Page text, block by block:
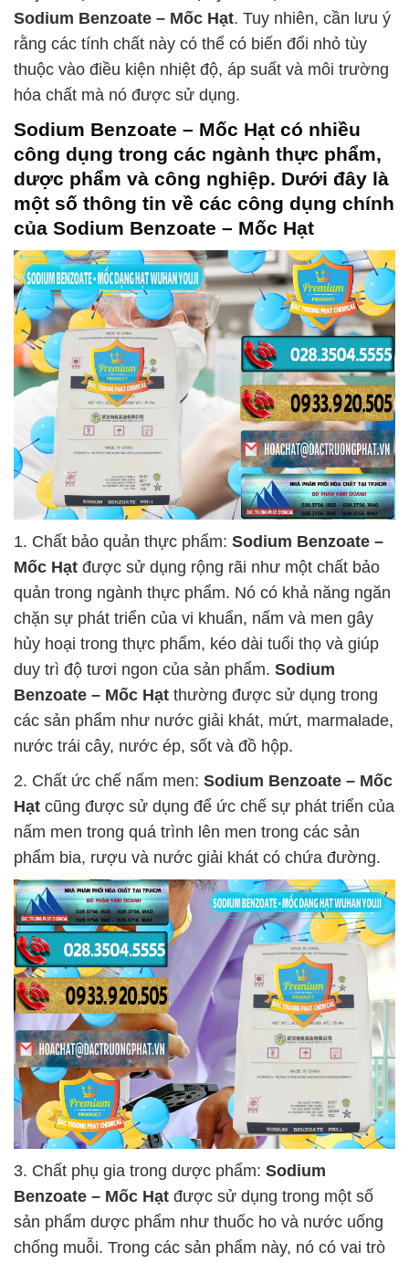
Sodium Benzoate – Mốc Hạt. Tuy nhiên, cần lưu ý
rằng các tính chất này có thể có biến đổi nhỏ tùy
thuộc vào điều kiện nhiệt độ, áp suất và môi trường
hóa chất mà nó được sử dụng.
Sodium Benzoate – Mốc Hạt có nhiều
công dụng trong các ngành thực phẩm,
dược phẩm và công nghiệp. Dưới đây là
một số thông tin về các công dụng chính
của Sodium Benzoate – Mốc Hạt
1. Chất bảo quản thực phẩm: Sodium Benzoate –
Mốc Hạt được sử dụng rộng rãi như một chất bảo
quản trong ngành thực phẩm. Nó có khả năng ngăn
chặn sự phát triển của vi khuẩn, nấm và men gây
hủy hoại trong thực phẩm, kéo dài tuổi thọ và giúp
duy trì độ tươi ngon của sản phẩm. Sodium
Benzoate – Mốc Hạt thường được sử dụng trong
các sản phẩm như nước giải khát, mứt, marmalade,
nước trái cây, nước ép, sốt và đồ hộp.
2. Chất ức chế nấm men: Sodium Benzoate – Mốc
Hạt cũng được sử dụng để ức chế sự phát triển của
nấm men trong quá trình lên men trong các sản
phẩm bia, rượu và nước giải khát có chứa đường.
3. Chất phụ gia trong dược phẩm: Sodium
Benzoate – Mốc Hạt được sử dụng trong một số
sản phẩm dược phẩm như thuốc ho và nước uống
chống muỗi. Trong các sản phẩm này, nó có vai trò